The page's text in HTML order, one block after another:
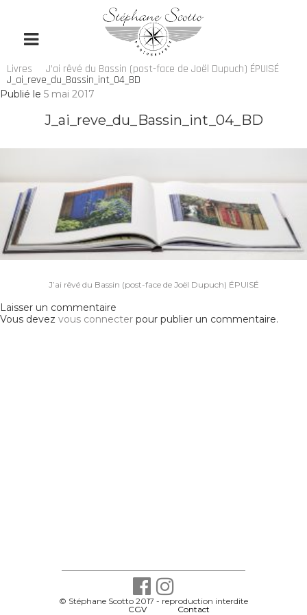
Livres J’ai rêvé du Bassin (post-face de Joël Dupuch) ÉPUISÉ
J_ai_reve_du_Bassin_int_04_BD
Publié le 5 mai 2017
J_ai_reve_du_Bassin_int_04_BD
Navigation
J’ai rêvé du Bassin (post-face de Joël Dupuch) ÉPUISÉ
Laisser un commentaire
Vous devez vous connecter pour publier un commentaire.
© Stéphane Scotto 2017 - reproduction interdite
CGV Contact